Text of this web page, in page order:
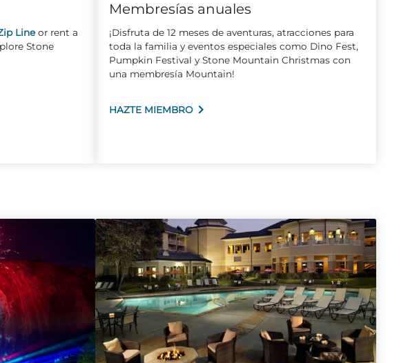
Lineor rent a
Stone
Membresías anuales
¡Disfruta de 12 meses de aventuras, atracciones para
toda la familia y eventos especiales como Dino Fest,
Pumpkin Festival y Stone Mountain Christmas con
una membresía Mountain!
HAZTE MIEMBRO